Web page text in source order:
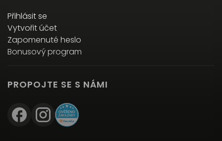
Přihlásit se
Vytvořit účet
Zapomenuté heslo
Bonusový program
PROPOJTE SE S NÁMI